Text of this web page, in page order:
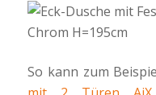
So kann zum